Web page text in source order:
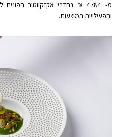
מ- 4784 ₪ בחדרי אקזקיוטיב
והפעילויות המוצעות.